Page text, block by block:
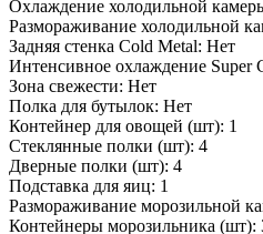
Охлаждение холодильной
Размораживание холодильной
Задняя стенка Cold Metal: Нет
Интенсивное охлаждение Super
Зона свежести: Нет
Полка для бутылок: Нет
Контейнер для овощей (шт): 1
Стеклянные полки (шт): 4
Дверные полки (шт): 4
Подставка для яиц: 1
Размораживание морозильной
Контейнеры морозильника (шт):